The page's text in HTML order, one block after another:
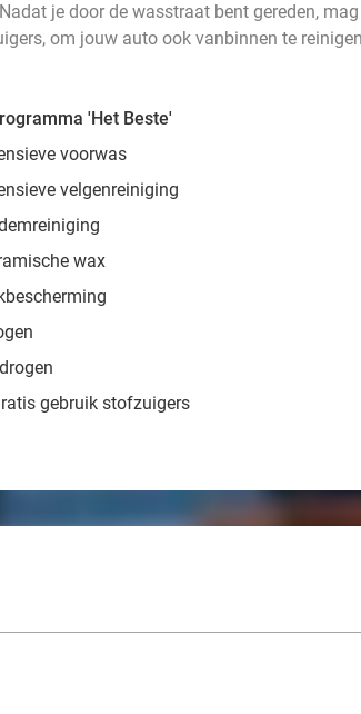
je door de wasstraat bent gereden,
om jouw auto ook vanbinnen te
'Het Beste'
voorwas
velgenreiniging
wax
gebruik stofzuigers